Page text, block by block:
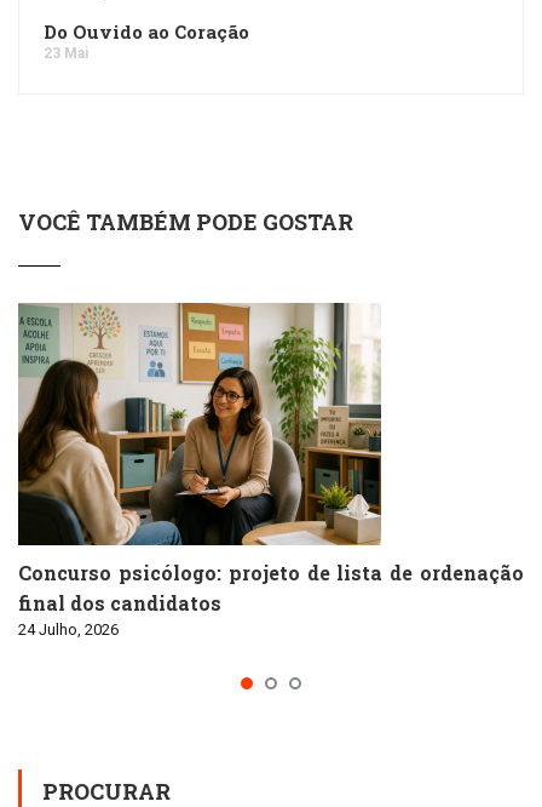
Do Ouvido ao Coração
23 Mai
VOCÊ TAMBÉM PODE GOSTAR
Concurso psicólogo: projeto de lista de ordenação
final dos candidatos
24 Julho, 2026
PROCURAR